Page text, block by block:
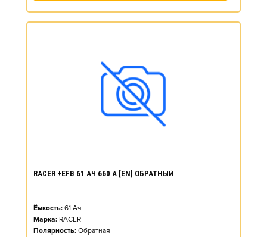
RACER +EFB 61 АЧ 660 А [EN] ОБРАТНЫЙ
Ёмкость: 61 Ач
Марка: RACER
Полярность: Обратная